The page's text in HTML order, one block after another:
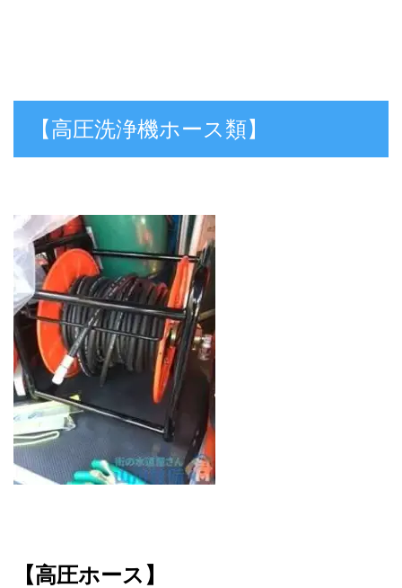
【高圧洗浄機ホース類】
【高圧ホース】